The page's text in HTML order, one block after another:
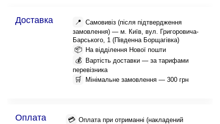
Доставка 📍 Самовивіз (після підтвердження
замовлення) — м. Київ, вул. Григоровича-
Барського, 1 (Південна Борщагівка)
📦 На відділення Нової пошти
💰
Вартість доставки — за тарифами
перевізника
🛒 Мінімальне замовлення — 300 грн
Оплата 💳 Оплата при отриманні (накладений